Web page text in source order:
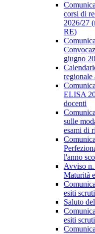
corsi di
2026/27
RE)
giugno
regionale
ELISA
docenti
sulle
esami di
l'anno
Avviso n.
Maturità
esiti
Saluto
esiti